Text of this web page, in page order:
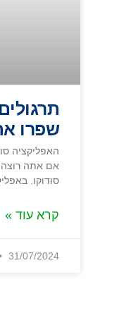
שפרו
האפליקציה
אם אתה רוצה
סודוקו.
קרא עוד »
31/07/2024